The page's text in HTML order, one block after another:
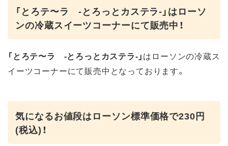
「とろテ〜ラ -とろっとカステラ-」はローソ
ンの冷蔵スイーツコーナーにて販売中！
「とろテ〜ラ -とろっとカステラ-」はローソンの冷蔵ス
イーツコーナーにて販売中となっております。
気になるお値段はローソン標準価格で230円
(税込)！